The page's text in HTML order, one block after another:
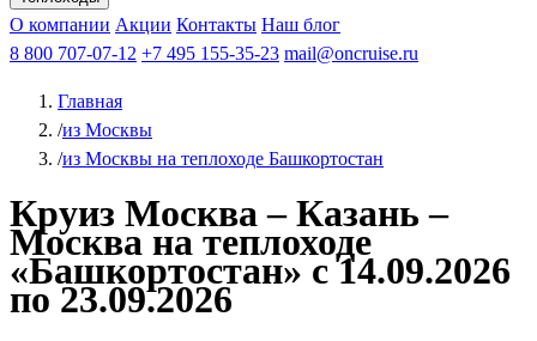
Чебоксарыиз Волгоградаиз Саратова Все города
КазаньВ Нижний НовгородВ ПермьВ Ростов-на-Дону
РыбинскНа СоловкиНа ВалаамПо ОкеПо Енисею
Афанасий Никитин Октябрьская революция
ФединАлександр СвешниковИван
МироновА.С.Попов
О компании Акции Контакты Наш блог
8 800 707-07-12 +7 495 155-35-23 mail@oncruise.ru
Главная
/из Москвы
/из Москвы на теплоходе Башкортостан
Круиз Москва – Казань –
Москва на теплоходе
«Башкортостан» с 14.09.2026
по 23.09.2026